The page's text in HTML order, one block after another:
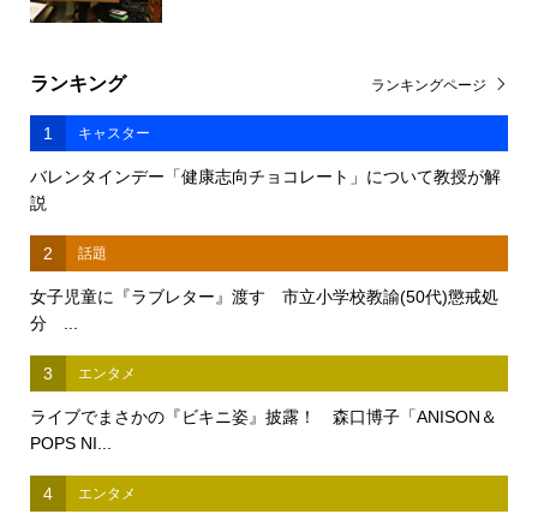
ランキング
1 キャスター
バレンタインデー「健康志向チョコレート」について教授が解
説
2 話題
女子児童に『ラブレター』渡す 市立小学校教諭(50代)懲戒処
分 ...
3 エンタメ
ライブでまさかの『ビキニ姿』披露！ 森口博子「ANISON＆
POPS NI...
4 エンタメ
ランキングページ